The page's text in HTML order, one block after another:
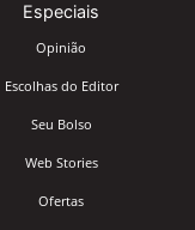
Especiais
Opinião
Escolhas do Editor
Seu Bolso
Web Stories
Ofertas